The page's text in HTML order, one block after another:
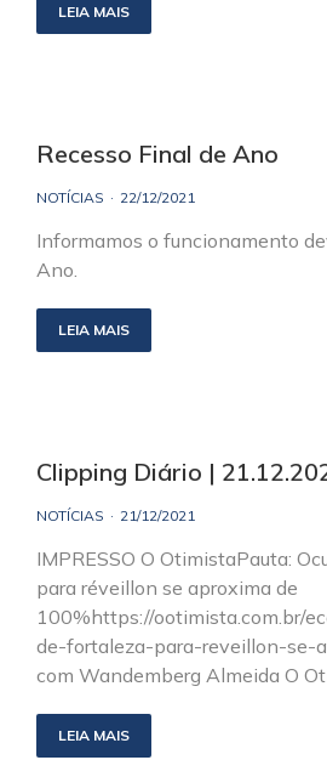
LEIA MAIS
Recesso Final de Ano
NOTÍCIAS 22/12/2021
Informamos o funcionamento
Ano.
LEIA MAIS
Clipping Diário |
NOTÍCIAS 21/12/2021
IMPRESSO O OtimistaPauta:
para réveillon se aproxima de
100%https://ootimista.com.br/
de-fortaleza-para-reveillon-se-
com Wandemberg Almeida O
LEIA MAIS